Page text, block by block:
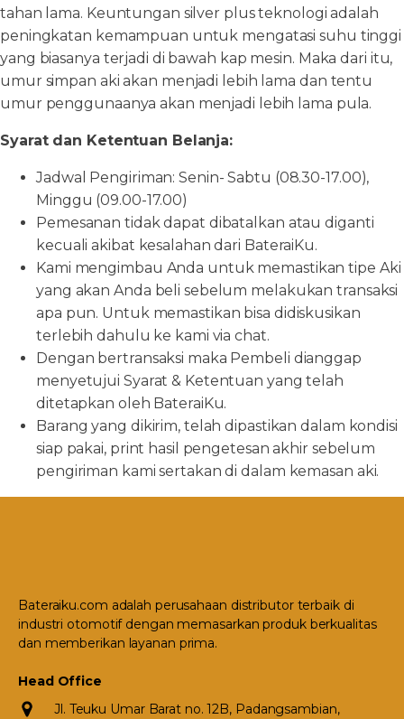
tahan lama. Keuntungan silver plus teknologi adalah
peningkatan kemampuan untuk mengatasi suhu tinggi
yang biasanya terjadi di bawah kap mesin. Maka dari itu,
umur simpan aki akan menjadi lebih lama dan tentu
umur penggunaanya akan menjadi lebih lama pula.
Syarat dan Ketentuan Belanja:
Jadwal Pengiriman: Senin- Sabtu (08.30-17.00),
Minggu (09.00-17.00)
Pemesanan tidak dapat dibatalkan atau diganti
kecuali akibat kesalahan dari BateraiKu.
Kami mengimbau Anda untuk memastikan tipe Aki
yang akan Anda beli sebelum melakukan transaksi
apa pun. Untuk memastikan bisa didiskusikan
terlebih dahulu ke kami via chat.
Dengan bertransaksi maka Pembeli dianggap
menyetujui Syarat & Ketentuan yang telah
ditetapkan oleh BateraiKu.
Barang yang dikirim, telah dipastikan dalam kondisi
siap pakai, print hasil pengetesan akhir sebelum
pengiriman kami sertakan di dalam kemasan aki.
Bateraiku.com adalah perusahaan distributor terbaik di
industri otomotif dengan memasarkan produk berkualitas
dan memberikan layanan prima.
Head Office
Jl. Teuku Umar Barat no. 12B, Padangsambian,